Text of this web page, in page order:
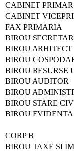
CABINET PRIMAR
CABINET
FAX PRIMARIA
BIROU
BIROU ARHITECT
BIROU
BIROU RESURSE
BIROU AUDITOR
BIROU
BIROU STARE
BIROU EVIDENTA
CORP B
BIROU TAXE SI